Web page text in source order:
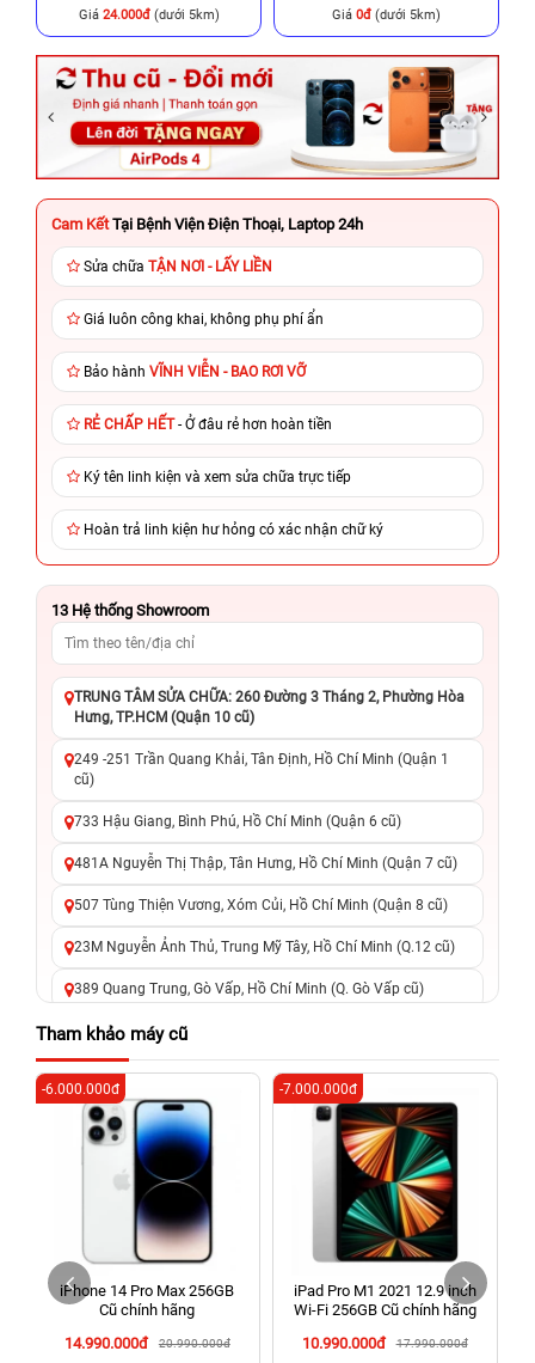
Giá 24.000đ(dưới 5km) Giá 0đ (dưới 5km)
Cam Kết Tại Bệnh Viện Điện Thoại, Laptop 24h
Sửa chữa TẬN NƠI - LẤY LIỀN
Giá luôn công khai, không phụ phí ẩn
Bảo hành VĨNH VIỄN - BAO RƠI VỠ
RẺ CHẤP HẾT- Ở đâu rẻ hơn hoàn tiền
Ký tên linh kiện và xem sửa chữa trực tiếp
Hoàn trả linh kiện hư hỏng có xác nhận chữ ký
13 Hệ thống Showroom
TRUNG TÂM SỬA CHỮA: 260 Đường 3 Tháng 2, Phường Hòa
Hưng, TP.HCM (Quận 10 cũ)
249 -251 Trần Quang Khải, Tân Định, Hồ Chí Minh (Quận 1
cũ)
733 Hậu Giang, Bình Phú, Hồ Chí Minh (Quận 6 cũ)
481A Nguyễn Thị Thập, Tân Hưng, Hồ Chí Minh (Quận 7 cũ)
507 Tùng Thiện Vương, Xóm Củi, Hồ Chí Minh (Quận 8 cũ)
23M Nguyễn Ảnh Thủ, Trung Mỹ Tây, Hồ Chí Minh (Q.12 cũ)
389 Quang Trung, Gò Vấp, Hồ Chí Minh (Q. Gò Vấp cũ)
625 - 625A Âu Cơ, Tân Phú, Hồ Chí Minh (Quận Tân Phú cũ)
326 Lê Văn Việt, Tăng Nhơn Phú, Hồ Chí Minh (Q.9 TP. Thủ
Đức cũ)
256 Võ Văn Ngân, Thủ Đức, Hồ Chí Minh (Bình Thọ, TP. Thủ
70 Nguyễn An Ninh, Dĩ An, Hồ Chí Minh (Bình Dương Cũ)
24h Vũng Tàu: 162A Ba Cu, Vũng Tàu, Hồ Chí Minh (TP. Vũng
Tàu cũ)
198 Hoàng Văn Thụ, Tân Sơn Nhất, Hồ Chí Minh (Tân Bình
Tham khảo máy cũ
iPhone 14 Pro Max 256GB
Cũ chính hãng
14.990.000đ
20.990.000đ
-6.000.000đ
iPad Pro M1 2021 12.9 inch
Wi‑Fi 256GB Cũ chính hãng
10.990.000đ
17.990.000đ
-7.000.000đ